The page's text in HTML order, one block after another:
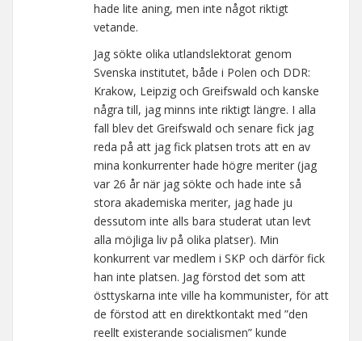
hade lite aning, men inte något riktigt
vetande.
Jag sökte olika utlandslektorat genom
Svenska institutet, både i Polen och DDR:
Krakow, Leipzig och Greifswald och kanske
några till, jag minns inte riktigt längre. I alla
fall blev det Greifswald och senare fick jag
reda på att jag fick platsen trots att en av
mina konkurrenter hade högre meriter (jag
var 26 år när jag sökte och hade inte så
stora akademiska meriter, jag hade ju
dessutom inte alls bara studerat utan levt
alla möjliga liv på olika platser). Min
konkurrent var medlem i SKP och därför fick
han inte platsen. Jag förstod det som att
östtyskarna inte ville ha kommunister, för att
de förstod att en direktkontakt med ”den
reellt existerande socialismen” kunde